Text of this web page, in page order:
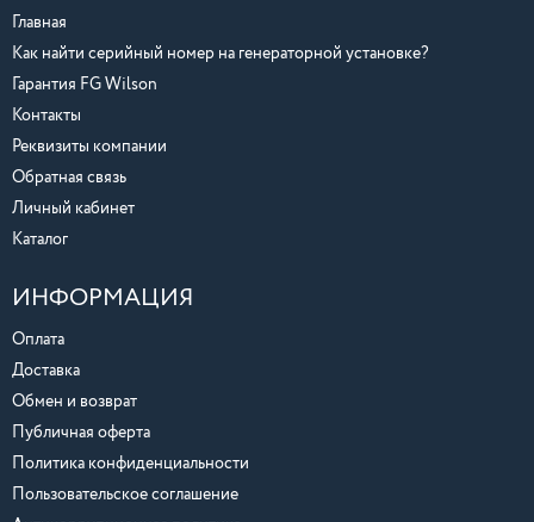
Главная
Как найти серийный номер на генераторной установке?
Гарантия FG Wilson
Контакты
Реквизиты компании
Обратная связь
Личный кабинет
Каталог
ИНФОРМАЦИЯ
Оплата
Доставка
Обмен и возврат
Публичная оферта
Политика конфиденциальности
Пользовательское соглашение